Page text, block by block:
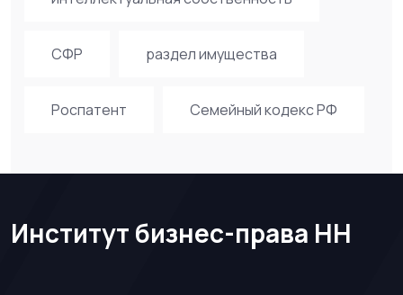
СФР раздел имущества
Роспатент Семейный кодекс РФ
Институт бизнес-права НН